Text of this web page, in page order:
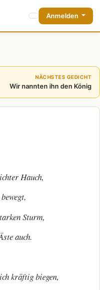
Anmelden
NÄCHSTES GEDICHT
Wir nannten ihn den König
Hauch,
Sturm,
auch.
kräftig biegen,